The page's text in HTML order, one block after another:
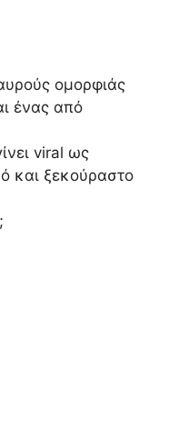
ομορφιάς
ένας από
viral ως
και ξεκούραστο